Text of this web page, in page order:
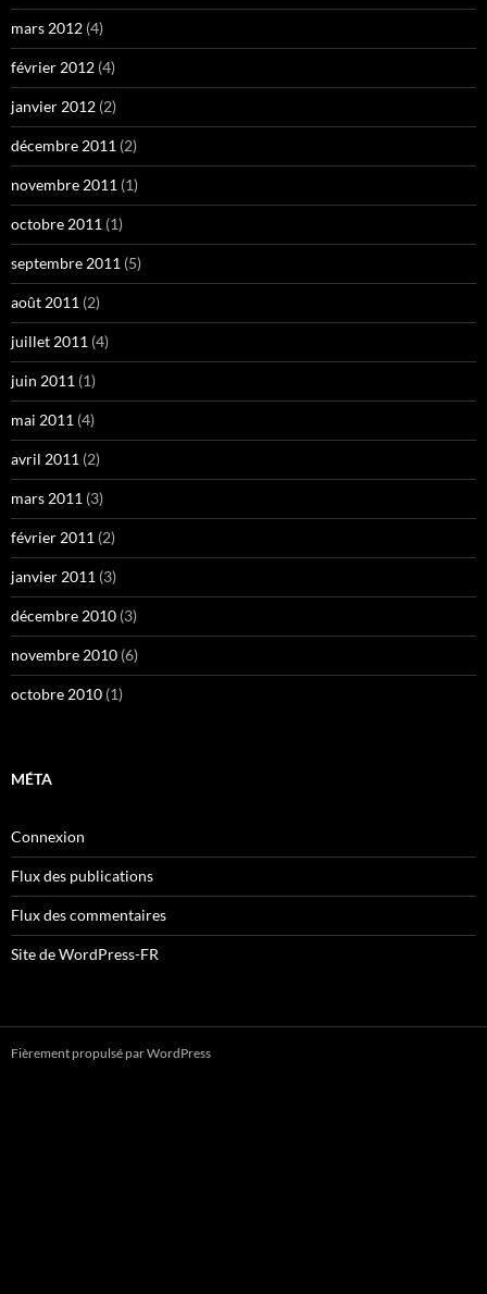
mars 2012 (4)
février 2012 (4)
janvier 2012 (2)
décembre 2011 (2)
novembre 2011 (1)
octobre 2011 (1)
septembre 2011 (5)
août 2011 (2)
juillet 2011 (4)
juin 2011 (1)
mai 2011 (4)
avril 2011 (2)
mars 2011 (3)
février 2011 (2)
janvier 2011 (3)
décembre 2010 (3)
novembre 2010 (6)
octobre 2010 (1)
MÉTA
Connexion
Flux des publications
Flux des commentaires
Site de WordPress-FR
Fièrement propulsé par WordPress